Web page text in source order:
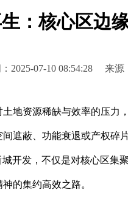
：核心区边
：2025-07-10 08:54:28 来
土地资源稀缺与效率的压
遮蔽、功能衰退或产权碎
开发，不仅是对核心区
的集约高效之路。